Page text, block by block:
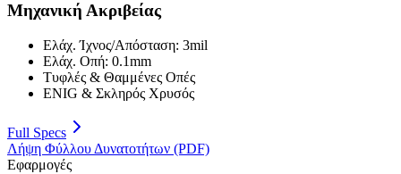
Μηχανική Ακριβείας
Ελάχ. Ίχνος/Απόσταση: 3mil
Ελάχ. Οπή: 0.1mm
Τυφλές & Θαμμένες Οπές
ENIG & Σκληρός Χρυσός
Full Specs
Λήψη Φύλλου Δυνατοτήτων (PDF)
Εφαρμογές